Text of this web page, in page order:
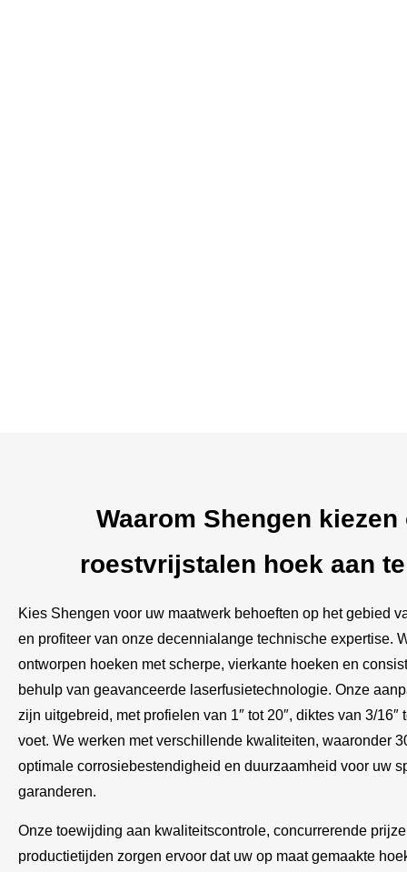
Waarom Shengen kiezen
roestvrijstalen hoek aan
Kies Shengen voor uw maatwerk behoeften op het gebied
en profiteer van onze decennialange technische expertise.
ontworpen hoeken met scherpe, vierkante hoeken en
behulp van geavanceerde laserfusietechnologie. Onze
zijn uitgebreid, met profielen van 1″ tot 20″, diktes van 3/16″
voet. We werken met verschillende kwaliteiten, waaronder
optimale corrosiebestendigheid en duurzaamheid voor uw
garanderen.
Onze toewijding aan kwaliteitscontrole, concurrerende
productietijden zorgen ervoor dat uw op maat gemaakte